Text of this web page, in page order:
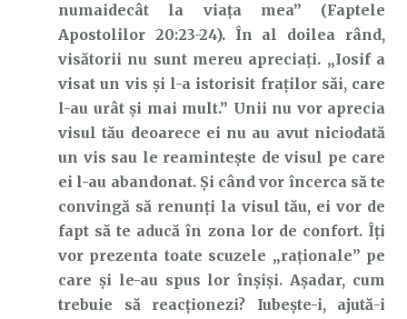
numaidecât la viața mea” (Faptele
Apostolilor 20:23-24). În al doilea rând,
visătorii nu sunt mereu apreciați. „Iosif a
visat un vis și l-a istorisit fraților săi, care
l-au urât și mai mult.” Unii nu vor aprecia
visul tău deoarece ei nu au avut niciodată
un vis sau le reamintește de visul pe care
ei l-au abandonat. Și când vor încerca să te
convingă să renunți la visul tău, ei vor de
fapt să te aducă în zona lor de confort. Îți
vor prezenta toate scuzele „raționale” pe
care și le-au spus lor înșiși. Așadar, cum
trebuie să reacționezi? Iubește-i, ajută-i